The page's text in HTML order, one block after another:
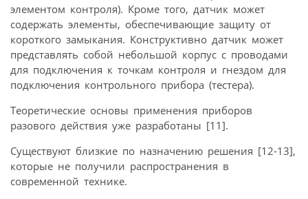
элементом контроля). Кроме того, датчик может
содержать элементы, обеспечивающие защиту от
короткого замыкания. Конструктивно датчик может
представлять собой небольшой корпус с проводами
для подключения к точкам контроля и гнездом для
подключения контрольного прибора (тестера).
Теоретические основы применения приборов
разового действия уже разработаны [11].
Существуют близкие по назначению решения [12-13],
которые не получили распространения в
современной технике.